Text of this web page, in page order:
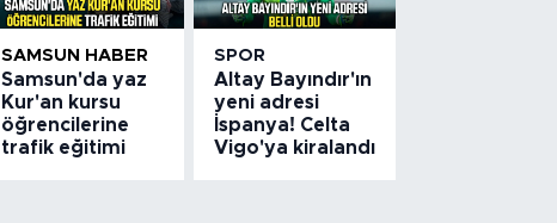
SAMSUN HABER
Samsun'da yaz
Kur'an kursu
öğrencilerine
trafik eğitimi
SPOR
Altay Bayındır'ın
yeni adresi
İspanya! Celta
Vigo'ya kiralandı